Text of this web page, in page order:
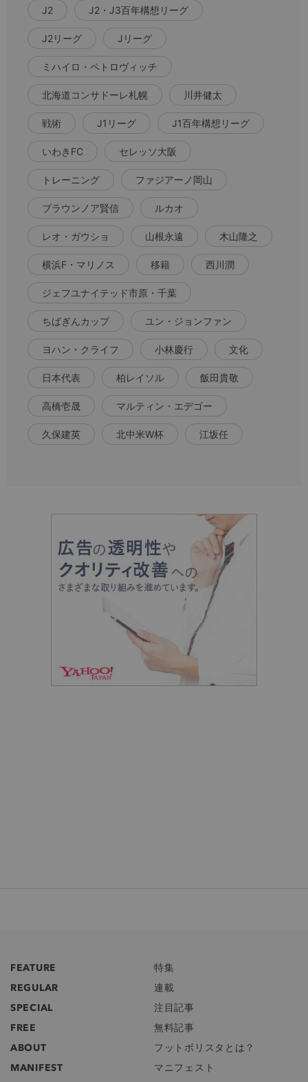
J2 J2・J3百年構想リーグ
J2リーグ Jリーグ
ミハイロ・ペトロヴィッチ
北海道コンサドーレ札幌 川井健太
戦術 J1リーグ J1百年構想リーグ
いわきFC セレッソ大阪
トレーニング ファジアーノ岡山
ブラウンノア賢信 ルカオ
レオ・ガウショ 山根永遠 木山隆之
横浜F・マリノス 移籍 西川潤
ジェフユナイテッド市原・千葉
ちばぎんカップ ユン・ジョンファン
ヨハン・クライフ 小林慶行 文化
日本代表 柏レイソル 飯田貴敬
高橋壱晟 マルティン・エデゴー
久保建英 北中米W杯 江坂任
FEATURE
特集
REGULAR
連載
SPECIAL
注目記事
FREE
無料記事
ABOUT
フットボリスタとは？
MANIFEST
マニフェスト